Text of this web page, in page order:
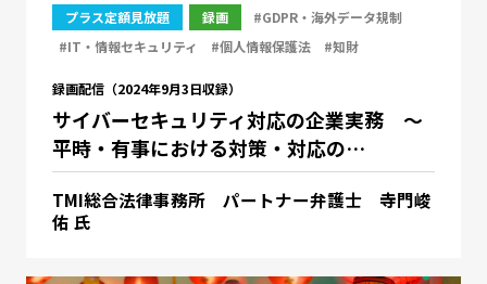
プラス定額見放題 録画
#GDPR・海外データ規制
#IT・情報セキュリティ
#個人情報保護法 #知財
録画配信（2024年9月3日収録）
サイバーセキュリティ対応の企業実務 ～
平時・有事における対策・対応の…
TMI総合法律事務所 パートナー弁護士 寺門峻
佑 氏